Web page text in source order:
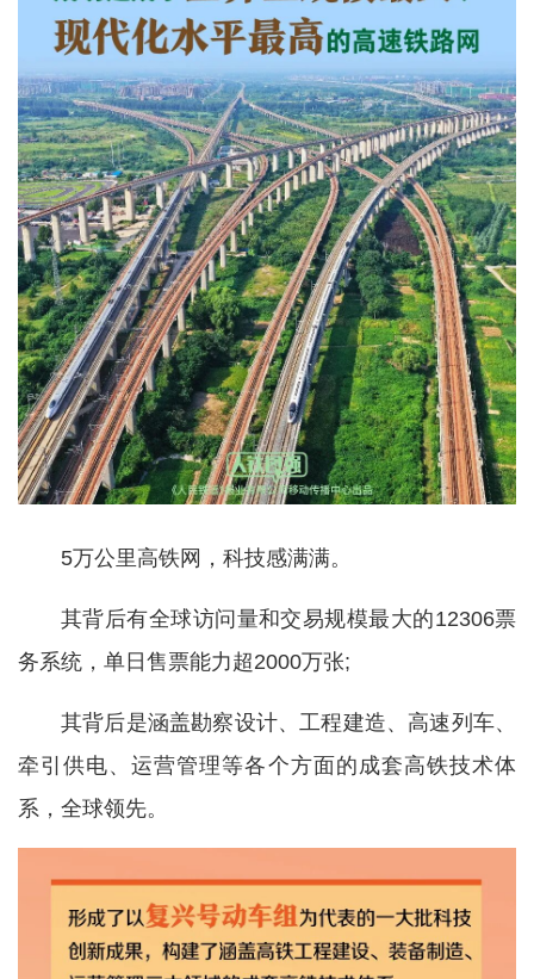
5万公里高铁网，科技感满满。
其背后有全球访问量和交易规模最大的12306票
务系统，单日售票能力超2000万张;
其背后是涵盖勘察设计、工程建造、高速列车、
牵引供电、运营管理等各个方面的成套高铁技术体
系，全球领先。